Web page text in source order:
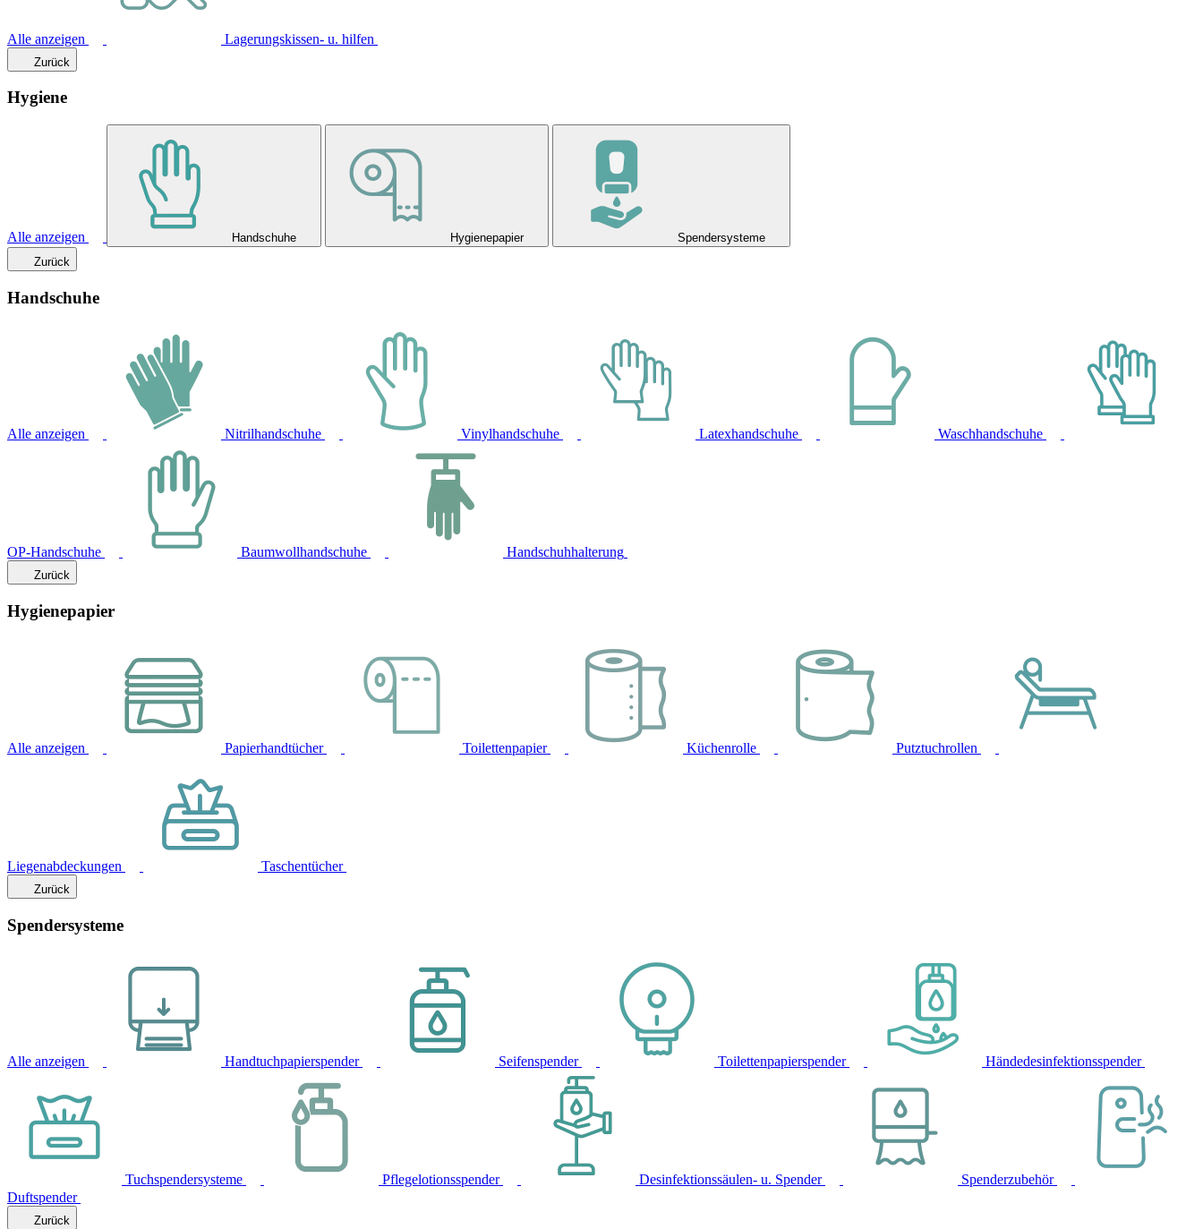
Alle anzeigen Lagerungskissen- u. hilfen
Zurück
Hygiene
Alle anzeigen Handschuhe Hygienepapier
Spendersysteme
Zurück
Handschuhe
Alle anzeigen Nitrilhandschuhe Vinylhandschuhe Latexhandschuhe Waschhandschuhe
OP-Handschuhe Baumwollhandschuhe Handschuhhalterung
Zurück
Hygienepapier
Alle anzeigen Papierhandtücher Toilettenpapier Küchenrolle Putztuchrollen
Liegenabdeckungen Taschentücher
Zurück
Spendersysteme
Alle anzeigen Handtuchpapierspender Seifenspender Toilettenpapierspender Händedesinfektionsspender
Tuchspendersysteme Pflegelotionsspender Desinfektionssäulen- u. Spender
Spenderzubehör
Duftspender
Zurück